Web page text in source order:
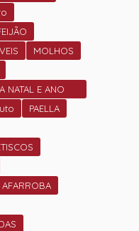
MOLHOS
NATAL E ANO
PAELLA
AFARROBA